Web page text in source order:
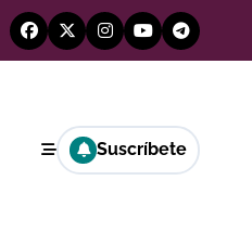
Buscar: Suscríbete